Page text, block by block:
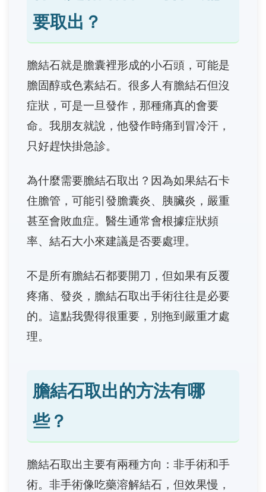
要取出？
膽結石就是膽囊裡形成的小石頭，可能是
膽固醇或色素結石。很多人有膽結石但沒
症狀，可是一旦發作，那種痛真的會要
命。我朋友就說，他發作時痛到冒冷汗，
只好趕快掛急診。
為什麼需要膽結石取出？因為如果結石卡
住膽管，可能引發膽囊炎、胰臟炎，嚴重
甚至會敗血症。醫生通常會根據症狀頻
率、結石大小來建議是否要處理。
不是所有膽結石都要開刀，但如果有反覆
疼痛、發炎，膽結石取出手術往往是必要
的。這點我覺得很重要，別拖到嚴重才處
理。
膽結石取出的方法有哪
些？
膽結石取出主要有兩種方向：非手術和手
術。非手術像吃藥溶解結石，但效果慢，